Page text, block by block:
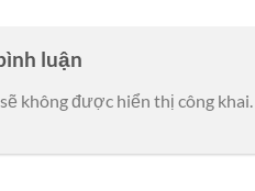
luận
không được hiển thị công khai.